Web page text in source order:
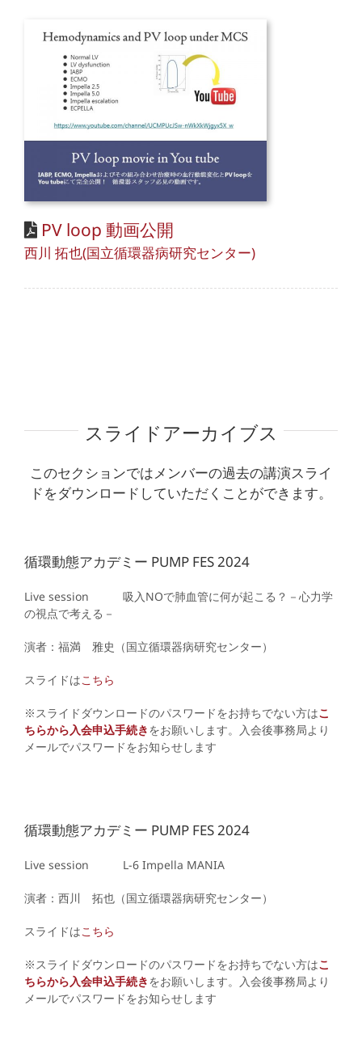
PV loop 動画公開
西川 拓也(国立循環器病研究センター)
スライドアーカイブス
このセクションではメンバーの過去の講演スライ
ドをダウンロードしていただくことができます。
循環動態アカデミー PUMP FES 2024
Live session 吸入NOで肺血管に何が起こる？－心力学
の視点で考える－
演者：福満 雅史（国立循環器病研究センター）
スライドはこちら
※スライドダウンロードのパスワードをお持ちでない方はこ
ちらから入会申込手続きをお願いします。入会後事務局より
メールでパスワードをお知らせします
循環動態アカデミー PUMP FES 2024
Live session L-6 Impella MANIA
演者：西川 拓也（国立循環器病研究センター）
スライドはこちら
※スライドダウンロードのパスワードをお持ちでない方はこ
ちらから入会申込手続きをお願いします。入会後事務局より
メールでパスワードをお知らせします